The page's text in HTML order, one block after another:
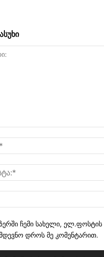
ჩემი სახელი,
დროს მე კომენტარით.